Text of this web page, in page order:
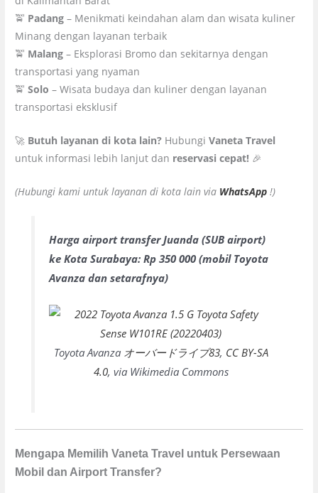
🚖 Padang – Menikmati keindahan alam dan wisata kuliner
Minang dengan layanan terbaik
🚖 Malang – Eksplorasi Bromo dan sekitarnya dengan
transportasi yang nyaman
🚖Solo – Wisata budaya dan kuliner dengan layanan
transportasi eksklusif
🚀 Butuh layanan di kota lain? HubungiVaneta Travel
untuk informasi lebih lanjut dan reservasi cepat! 🎉
(Hubungi kami untuk layanan di kota lain via WhatsApp !)
Harga airport transfer Juanda (SUB airport)
ke Kota Surabaya: Rp 350 000 (mobil Toyota
Avanza dan setarafnya)
Toyota Avanza オーバードライブ83, CC BY-SA
4.0, via Wikimedia Commons
Mengapa Memilih Vaneta Travel untuk Persewaan
Mobil dan Airport Transfer?